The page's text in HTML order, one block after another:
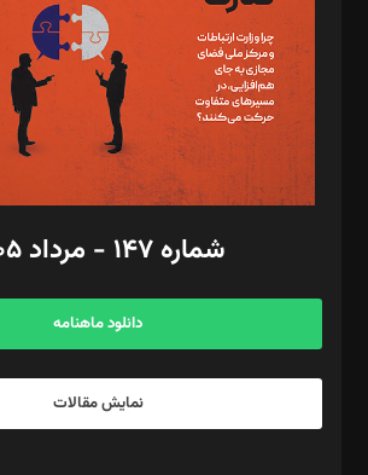
ویرایش: نگار استاد‌‌آقا
طراح یونیفرم: مجید توکلی
فیلمبرداری و عکاسی: امیر شفیعی، مانی لطفی زاده
گرافیک و صفحه‌آرایی: سید‌سبحان‌علی ثابت
مد‌یر توسعه تجاری: کامبیز برید‌
امور مالی: شاپور رهبری، محمد‌ کاظمی‌نیا
آگهی و مشترکین: ۰۹۱۹۹۹۹۰۴۵۴
شماره ۱۴۷ - مرداد ۱۴۰۵
دانلود ماهنامه
نمایش مقالات